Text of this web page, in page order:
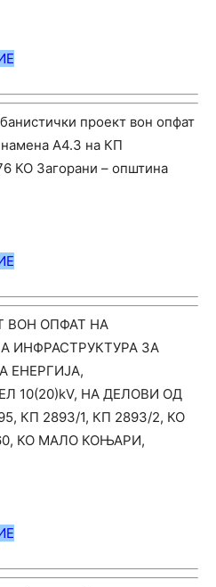
проект вон опфат
намена А4.3 на КП
КО Загорани – општина
ВОН ОПФАТ НА
ИНФРАСТРУКТУРА ЗА
ЕНЕРГИЈА,
10(20)kV, НА ДЕЛОВИ ОД
КП 2893/1, КП 2893/2, КО
КО МАЛО КОЊАРИ,